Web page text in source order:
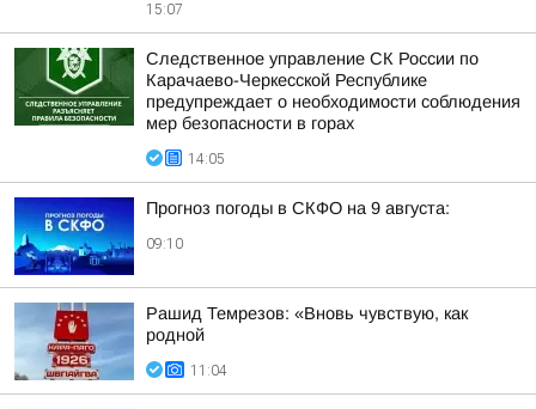
15:07
Следственное управление СК России по
Карачаево-Черкесской Республике
предупреждает о необходимости соблюдения
мер безопасности в горах
14:05
Прогноз погоды в СКФО на 9 августа:
09:10
Рашид Темрезов: «Вновь чувствую, как
родной
11:04